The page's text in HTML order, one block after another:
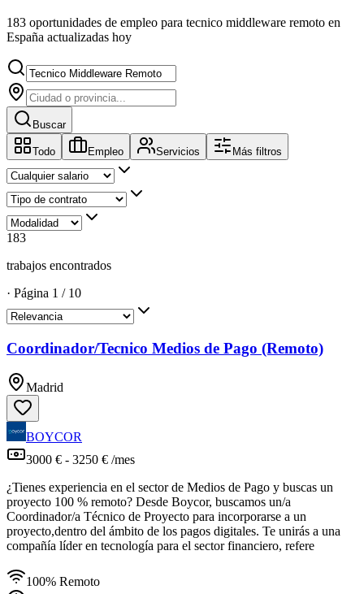
183 oportunidades de empleo para tecnico middleware remoto en
España actualizadas hoy
Buscar
Todo Empleo Servicios Más filtros
183
trabajos encontrados
· Página 1 / 10
Coordinador/Tecnico Medios de Pago (Remoto)
Madrid
BOYCOR
3000 € - 3250 € /mes
¿Tienes experiencia en el sector de Medios de Pago y buscas un
proyecto 100 % remoto? Desde Boycor, buscamos un/a
Coordinador/a Técnico de Proyecto para incorporarse a un
proyecto,dentro del ámbito de los pagos digitales. Te unirás a una
compañía líder en tecnología para el sector financiero, refere
100% Remoto